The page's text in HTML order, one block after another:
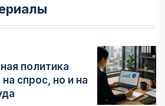
политика
спрос, но и на